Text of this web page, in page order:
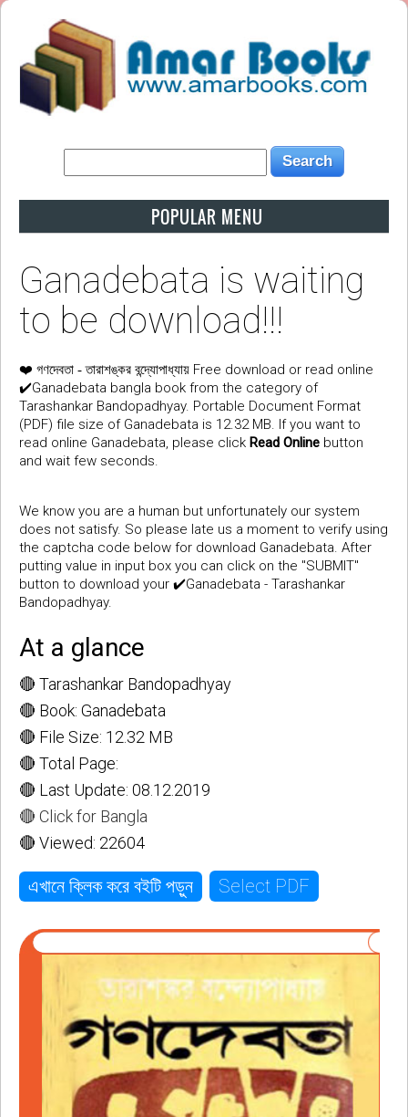
POPULAR MENU
Ganadebata is waiting
to be download!!!
❤️ গণদেবতা - তারাশঙ্কর বন্দ্যোপাধ্যায় Free download or read online
✔️Ganadebata bangla book from the category of
Tarashankar Bandopadhyay. Portable Document Format
(PDF) file size of Ganadebata is 12.32 MB. If you want to
read online Ganadebata, please click Read Online button
and wait few seconds.
We know you are a human but unfortunately our system
does not satisfy. So please late us a moment to verify using
the captcha code below for download Ganadebata. After
putting value in input box you can click on the "SUBMIT"
button to download your ✔️Ganadebata - Tarashankar
Bandopadhyay.
At a glance
🔴 Tarashankar Bandopadhyay
🔴 Book: Ganadebata
🔴 File Size: 12.32 MB
🔴 Total Page:
🔴 Last Update: 08.12.2019
🔴 Click for Bangla
🔴 Viewed: 22604
এখানে ক্লিক করে বইটি পড়ুন Select PDF